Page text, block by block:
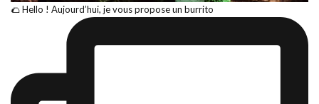
🌮 Hello ! Aujourd’hui, je vous propose un burrito